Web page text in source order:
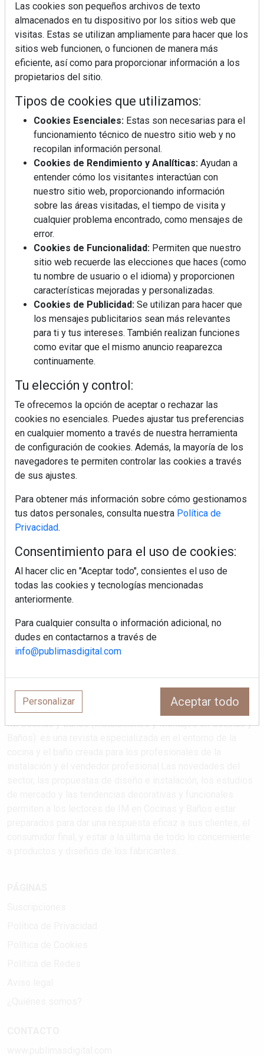
La industrialización, descarbonización y el Plan
BIM España, a debate en REBUILD
MÁS LEÍDOS
La cocina resiste, el mercado duda
MHK Ibérica potencia el crecimiento
de sus asociados con la
marca musterhaus küchen
Diseño, orden y sostenibilidad marcan
¿Por qué la cocina ha destronado al
salón como el espacio favorito de la
casa?
Sapienstone y Cupa Stone refuerzan
su alianza con una nueva superficie
cerámica que anticipa las tendencias
LivingPINO® amplía su visión del
hogar con el lanzamiento de su nueva
línea de armarios
"Ya no hablamos únicamente de
grifería, sino de soluciones completas
para el baño"
Regístrate y accede a contenidos
exclusivos
IM Cocinas y Baños (Instalaciones y Montajes en Cocinas y
Las cookies son pequeños archivos de texto
almacenados en tu dispositivo por los sitios web que
visitas. Estas se utilizan ampliamente para hacer que los
sitios web funcionen, o funcionen de manera más
eficiente, así como para proporcionar información a los
propietarios del sitio.
Tipos de cookies que utilizamos:
Cookies Esenciales: Estas son necesarias para el
funcionamiento técnico de nuestro sitio web y no
recopilan información personal.
Cookies de Rendimiento y Analíticas: Ayudan a
entender cómo los visitantes interactúan con
nuestro sitio web, proporcionando información
sobre las áreas visitadas, el tiempo de visita y
cualquier problema encontrado, como mensajes de
error.
Cookies de Funcionalidad: Permiten que nuestro
sitio web recuerde las elecciones que haces (como
tu nombre de usuario o el idioma) y proporcionen
características mejoradas y personalizadas.
Cookies de Publicidad: Se utilizan para hacer que
los mensajes publicitarios sean más relevantes
para ti y tus intereses. También realizan funciones
como evitar que el mismo anuncio reaparezca
continuamente.
Tu elección y control:
Te ofrecemos la opción de aceptar o rechazar las
cookies no esenciales. Puedes ajustar tus preferencias
en cualquier momento a través de nuestra herramienta
de configuración de cookies. Además, la mayoría de los
navegadores te permiten controlar las cookies a través
de sus ajustes.
Para obtener más información sobre cómo gestionamos
tus datos personales, consulta nuestra Política de
Privacidad.
Consentimiento para el uso de cookies:
Al hacer clic en "Aceptar todo", consientes el uso de
todas las cookies y tecnologías mencionadas
anteriormente.
Para cualquier consulta o información adicional, no
dudes en contactarnos a través de
info@publimasdigital.com
Personalizar Aceptar todo